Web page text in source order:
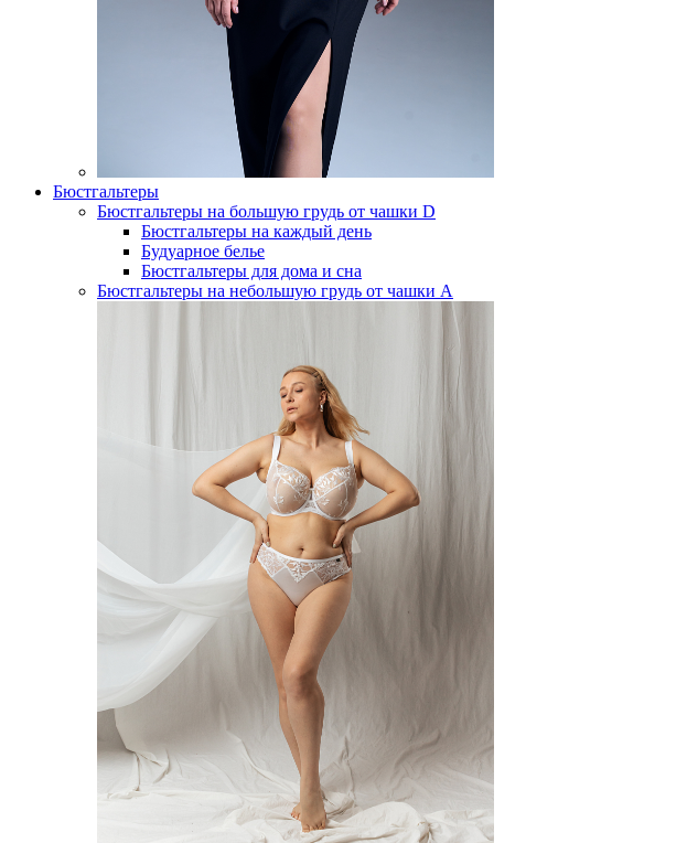
Бюстгальтеры
Бюстгальтеры на большую грудь от чашки D
Бюстгальтеры на каждый день
Будуарное белье
Бюстгальтеры для дома и сна
Бюстгальтеры на небольшую грудь от чашки А